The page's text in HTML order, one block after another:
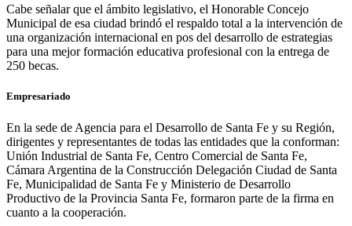
Cabe señalar que el ámbito legislativo, el Honorable Concejo
Municipal de esa ciudad brindó el respaldo total a la intervención de
una organización internacional en pos del desarrollo de estrategias
para una mejor formación educativa profesional con la entrega de
250 becas.
Empresariado
En la sede de Agencia para el Desarrollo de Santa Fe y su Región,
dirigentes y representantes de todas las entidades que la conforman:
Unión Industrial de Santa Fe, Centro Comercial de Santa Fe,
Cámara Argentina de la Construcción Delegación Ciudad de Santa
Fe, Municipalidad de Santa Fe y Ministerio de Desarrollo
Productivo de la Provincia Santa Fe, formaron parte de la firma en
cuanto a la cooperación.